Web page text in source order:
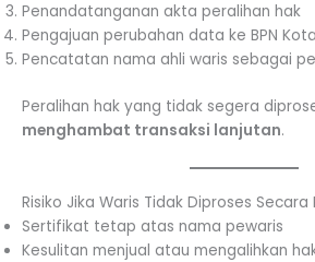
Penandatanganan akta peralihan hak
Pengajuan perubahan data ke BPN
Pencatatan nama ahli waris sebagai
Peralihan hak yang tidak segera
menghambat transaksi lanjutan.
Risiko Jika Waris Tidak Diproses Secara
Sertifikat tetap atas nama pewaris
Kesulitan menjual atau mengalihkan